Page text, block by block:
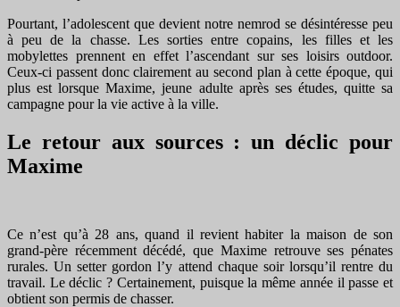
Pourtant, l’adolescent que devient notre nemrod se désintéresse peu
à peu de la chasse. Les sorties entre copains, les filles et les
mobylettes prennent en effet l’ascendant sur ses loisirs outdoor.
Ceux-ci passent donc clairement au second plan à cette époque, qui
plus est lorsque Maxime, jeune adulte après ses études, quitte sa
campagne pour la vie active à la ville.
Le retour aux sources : un déclic pour
Maxime
Ce n’est qu’à 28 ans, quand il revient habiter la maison de son
grand-père récemment décédé, que Maxime retrouve ses pénates
rurales. Un setter gordon l’y attend chaque soir lorsqu’il rentre du
travail. Le déclic ? Certainement, puisque la même année il passe et
obtient son permis de chasser.